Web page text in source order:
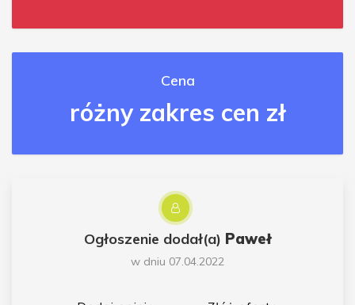
Cena
różny zakres cen zł
Ogłoszenie dodał(a) Paweł
w dniu 07.04.2022